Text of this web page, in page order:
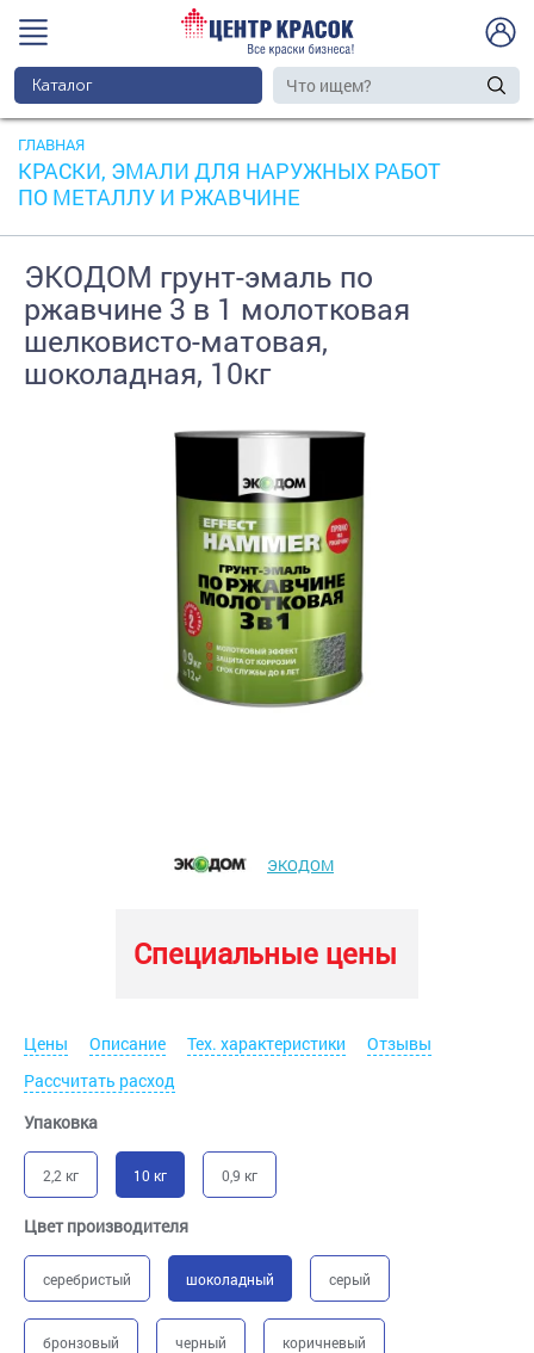
Каталог
ГЛАВНАЯ
КРАСКИ, ЭМАЛИ ДЛЯ НАРУЖНЫХ РАБОТ
ПО МЕТАЛЛУ И РЖАВЧИНЕ
ЭКОДОМ грунт-эмаль по
ржавчине 3 в 1 молотковая
шелковисто-матовая,
шоколадная, 10кг
ЭКОДОМ
Специальные цены
Цены Описание Тех. характеристики
Отзывы
Рассчитать расход
Упаковка
2,2 кг 10 кг 0,9 кг
Цвет производителя
серебристый шоколадный серый
бронзовый черный коричневый